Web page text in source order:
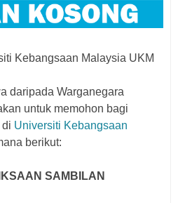
Kebangsaan Malaysia UKM
daripada Warganegara
untuk memohon bagi
Universiti Kebangsaan
berikut:
SAMBILAN